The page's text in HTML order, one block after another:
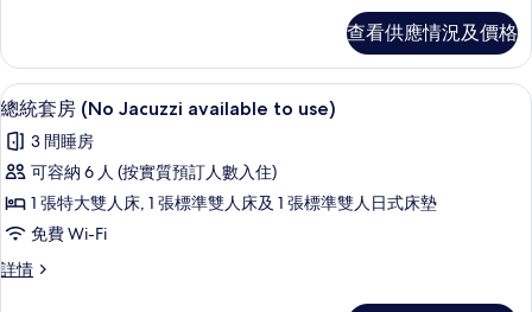
extra
30,000
KRW
extended
stay
的
相
片
Suite
extra
KRW
extended
詳
情
查看供應情況及價格
載
入
所
有
總
套
羽絨被、房內夾萬、手提電腦工作空
7
總統套房 (No Jacuzzi available to use)
3 間睡房
可容納 6 人 (按實質預訂人數入住)
1 張特大雙人床, 1 張標準雙人床及 1 張標準雙人日式床墊
免費 Wi-Fi
詳情
總